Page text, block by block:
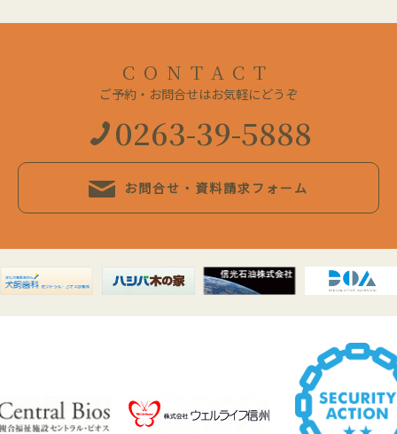
CONTACT
ご予約・お問合せはお気軽にどうぞ
0263-39-5888
お問合せ・資料請求フォーム